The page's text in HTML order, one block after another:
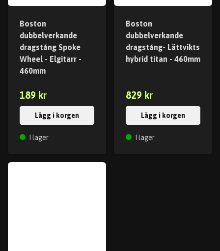
Boston
dubbelverkande
dragstång Spoke
Wheel - Elgitarr -
460mm
189 kr
Lägg i korgen
I lager
Boston
dubbelverkande
dragstång- Lättvikts
hybrid titan - 460mm
829 kr
Lägg i korgen
I lager